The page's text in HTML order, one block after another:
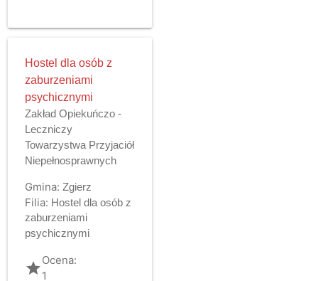
Hostel dla osób z
zaburzeniami
psychicznymi
Zakład Opiekuńczo -
Leczniczy
Towarzystwa Przyjaciół
Niepełnosprawnych
Gmina: Zgierz
Filia: Hostel dla osób z
zaburzeniami
psychicznymi
gradeOcena:
1